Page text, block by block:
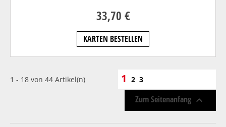
33,70 €
KARTEN BESTELLEN
1 - 18 von 44 Artikel(n) 1 2 3
Zum Seitenanfang 